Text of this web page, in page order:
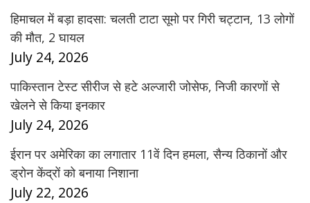
हिमाचल में बड़ा हादसा: चलती टाटा सूमो पर गिरी चट्टान, 13 लोगों
की मौत, 2 घायल
July 24, 2026
पाकिस्तान टेस्ट सीरीज से हटे अल्जारी जोसेफ, निजी कारणों से
खेलने से किया इनकार
July 24, 2026
ईरान पर अमेरिका का लगातार 11वें दिन हमला, सैन्य ठिकानों और
ड्रोन केंद्रों को बनाया निशाना
July 22, 2026